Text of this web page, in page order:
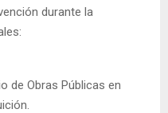
durante la
de Obras Públicas en